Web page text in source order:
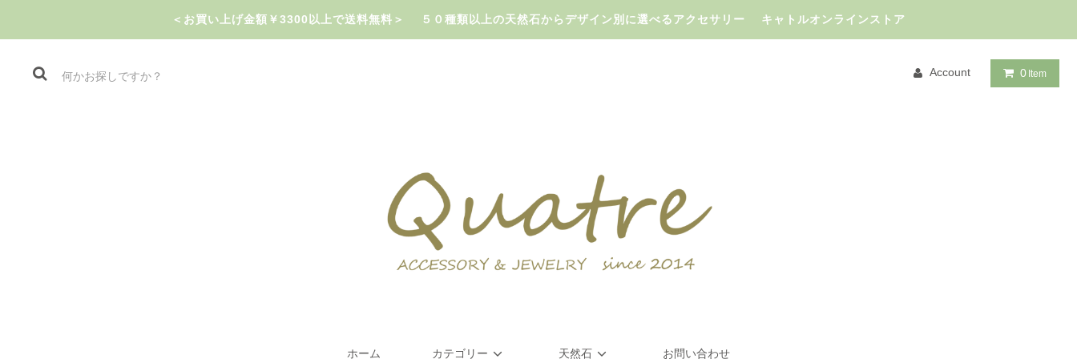
＜お買い上げ金額￥3300以上で送料無料＞ ５０種類以上の天然石からデザイン別に選べるアクセサリー キャトルオンラインストア
Account 0 Item
ホーム カテゴリー 天然石 お問い合わせ